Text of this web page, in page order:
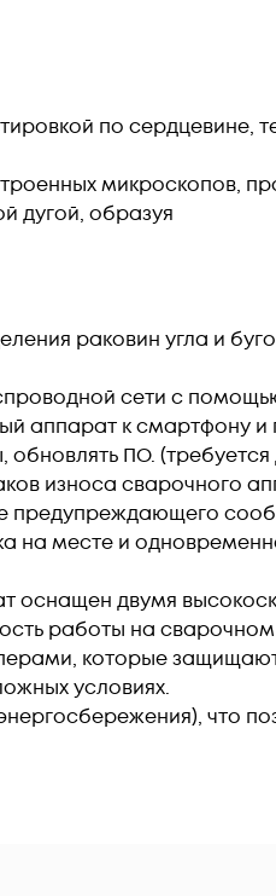
по сердцевине,
микроскопов,
дугой, образуя
раковин угла и
сети с
аппарат к смартфону и
ПО. (требуется
износа сварочного
предупреждающего
месте и
оснащен двумя
работы на
которые
условиях.
что